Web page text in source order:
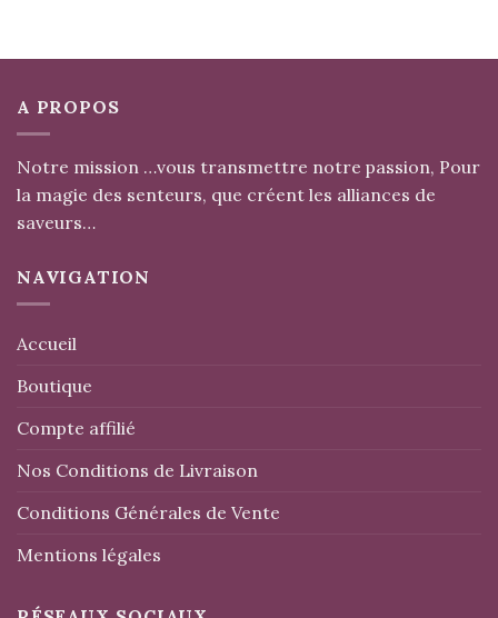
A PROPOS
Notre mission …vous transmettre notre passion, Pour
la magie des senteurs, que créent les alliances de
saveurs…
NAVIGATION
Accueil
Boutique
Compte affilié
Nos Conditions de Livraison
Conditions Générales de Vente
Mentions légales